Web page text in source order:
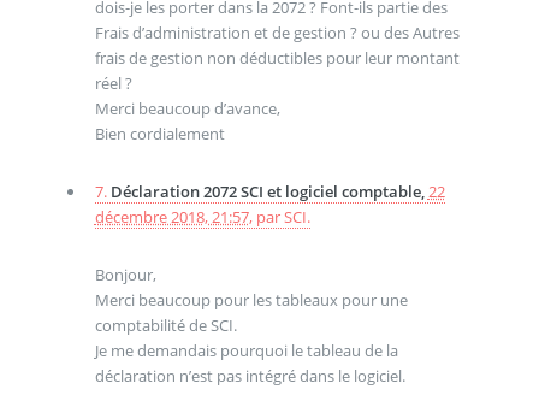
dois-je les porter dans la 2072 ? Font-ils partie des
Frais d’administration et de gestion ? ou des Autres
frais de gestion non déductibles pour leur montant
réel ?
Merci beaucoup d’avance,
Bien cordialement
7. Déclaration 2072 SCI et logiciel comptable,22
décembre 2018, 21:57, parSCI.
Bonjour,
Merci beaucoup pour les tableaux pour une
comptabilité de SCI.
Je me demandais pourquoi le tableau de la
déclaration n’est pas intégré dans le logiciel.